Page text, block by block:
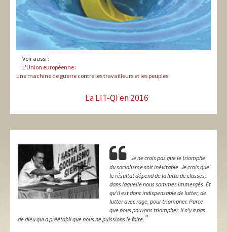
Voir aussi :
L'Union européenne :
une machine de guerre contre les travailleurs et les peuples
La LIT-QI en 2016
Je ne crois pas que le triomphe
du socialisme soit inévitable. Je crois que
le résultat dépend de la lutte de classes,
dans laquelle nous sommes immergés. Et
qu'il est donc indispensable de lutter, de
lutter avec rage, pour triompher. Parce
que nous pouvons triompher. Il n'y a pas
de dieu qui a préétabli que nous ne puissions le faire. "